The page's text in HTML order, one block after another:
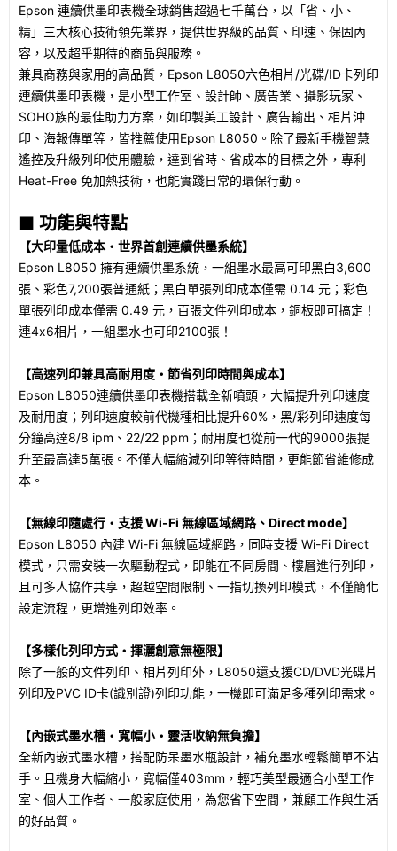
Epson 連續供墨印表機全球銷售超過七千萬台，以「省、小、
精」三大核心技術領先業界，提供世界級的品質、印速、保固內
容，以及超乎期待的商品與服務。
兼具商務與家用的高品質，Epson L8050六色相片/光碟/ID卡列印
連續供墨印表機，是小型工作室、設計師、廣告業、攝影玩家、
SOHO族的最佳助力方案，如印製美工設計、廣告輸出、相片沖
印、海報傳單等，皆推薦使用Epson L8050。除了最新手機智慧
遙控及升級列印使用體驗，達到省時、省成本的目標之外，專利
Heat-Free 免加熱技術，也能實踐日常的環保行動。
■ 功能與特點
【大印量低成本・世界首創連續供墨系統】
Epson L8050 擁有連續供墨系統，一組墨水最高可印黑白3,600
張、彩色7,200張普通紙；黑白單張列印成本僅需 0.14 元；彩色
單張列印成本僅需 0.49 元，百張文件列印成本，銅板即可搞定！
連4x6相片，一組墨水也可印2100張！
【高速列印兼具高耐用度・節省列印時間與成本】
Epson L8050連續供墨印表機搭載全新噴頭，大幅提升列印速度
及耐用度；列印速度較前代機種相比提升60%，黑/彩列印速度每
分鐘高達8/8 ipm、22/22 ppm；耐用度也從前一代的9000張提
升至最高達5萬張。不僅大幅縮減列印等待時間，更能節省維修成
本。
【無線印隨處行・支援 Wi-Fi 無線區域網路、Direct mode】
Epson L8050 內建 Wi-Fi 無線區域網路，同時支援 Wi-Fi Direct
模式，只需安裝一次驅動程式，即能在不同房間、樓層進行列印，
且可多人協作共享，超越空間限制、一指切換列印模式，不僅簡化
設定流程，更增進列印效率。
【多樣化列印方式・揮灑創意無極限】
除了一般的文件列印、相片列印外，L8050還支援CD/DVD光碟片
列印及PVC ID卡(識別證)列印功能，一機即可滿足多種列印需求。
【內嵌式墨水槽・寬幅小・靈活收納無負擔】
全新內嵌式墨水槽，搭配防呆墨水瓶設計，補充墨水輕鬆簡單不沾
手。且機身大幅縮小，寬幅僅403mm，輕巧美型最適合小型工作
室、個人工作者、一般家庭使用，為您省下空間，兼顧工作與生活
的好品質。